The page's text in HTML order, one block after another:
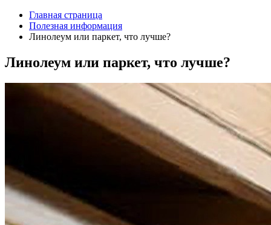
Главная страница
Полезная информация
Линолеум или паркет, что лучше?
Линолеум или паркет, что лучше?